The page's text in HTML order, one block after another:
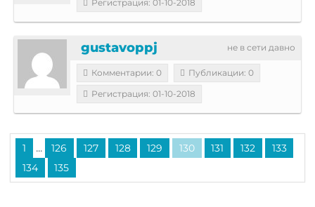
Регистрация: 01-10-2018
не в сети давно
gustavoppj
Комментарии: 0
Публикации: 0
Регистрация: 01-10-2018
1 ... 126 127 128 129 130 131 132
133
134
135